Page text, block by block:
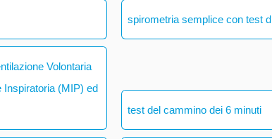
spirometria semplice con test
Volontaria
(MIP) ed
test del cammino dei 6 minuti